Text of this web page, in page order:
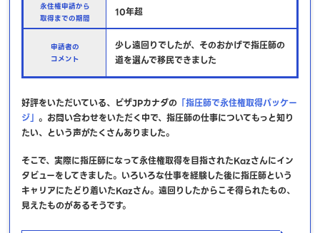
永住権申請から
取得までの期間
10年超
申請者の
コメント
少し遠回りでしたが、そのおかげで指圧師の
道を選んで移民できました
好評をいただいている、ビザJPカナダの 「指圧師で永住権取得パッケー
ジ」。お問い合わせをいただく中で、指圧師の仕事についてもっと知り
たい、という声がたくさんありました。
そこで、実際に指圧師になって永住権取得を目指されたKazさんにイン
タビューをしてきました。いろいろな仕事を経験した後に指圧師という
キャリアにたどり着いたKazさん。遠回りしたからこそ得られたもの、
見えたものがあるそうです。